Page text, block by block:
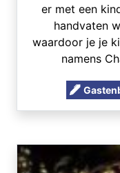
er met een
handvaten
waardoor je je
namens